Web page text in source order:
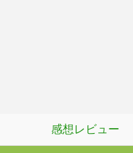
感想レビュー